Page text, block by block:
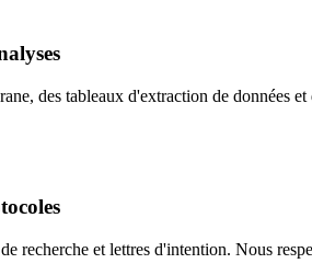
des tableaux d'extraction de
recherche et lettres d'intention. Nous